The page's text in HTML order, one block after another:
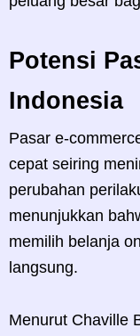
Potensi
Indonesia
Pasar e-
cepat seiring
perubahan
menunjukkan
memilih belanja
langsung.
Menurut Chaville